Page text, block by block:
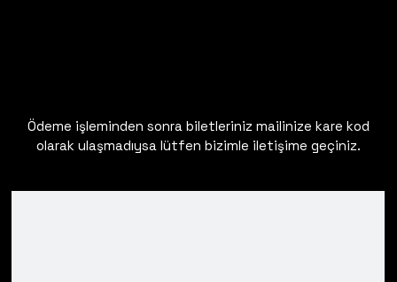
Ödeme işleminden sonra biletleriniz mailinize kare kod
olarak ulaşmadıysa lütfen bizimle iletişime geçiniz.